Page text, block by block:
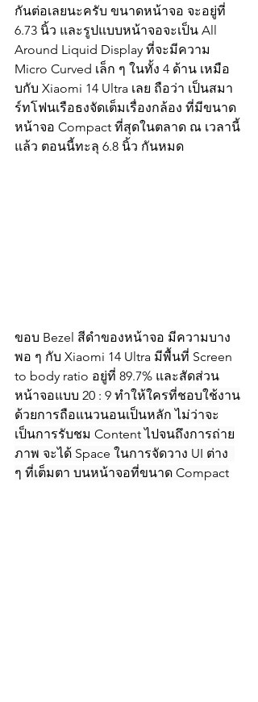
กันต่อเลยนะครับ ขนาดหน้าจอ จะอยู่ที่
6.73 นิ้ว และรูปแบบหน้าจอจะเป็น All
Around Liquid Display ที่จะมีความ
Micro Curved เล็ก ๆ ในทั้ง 4 ด้าน เหมือ
บกับ Xiaomi 14 Ultra เลย ถือว่า เป็นสมา
ร์ทโฟนเรือธงจัดเต็มเรื่องกล้อง ที่มีขนาด
หน้าจอ Compact ที่สุดในตลาด ณ เวลานี้
แล้ว ตอนนี้ทะลุ 6.8 นิ้ว กันหมด
ขอบ Bezel สีดำของหน้าจอ มีความบาง
พอ ๆ กับ Xiaomi 14 Ultra มีพื้นที่ Screen
to body ratio อยู่ที่ 89.7% และสัดส่วน
หน้าจอแบบ 20 : 9 ทำให้ใครที่ชอบใช้งาน
ด้วยการถือแนวนอนเป็นหลัก ไม่ว่าจะ
เป็นการรับชม Content ไปจนถึงการถ่าย
ภาพ จะได้ Space ในการจัดวาง UI ต่าง
ๆ ที่เต็มตา บนหน้าจอที่ขนาด Compact